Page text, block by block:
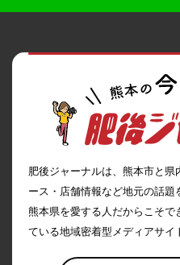
肥後ジャーナルは、熊本市と
ース・店舗情報など地元の話題
熊本県を愛する人だからこそ
ている地域密着型メディアサイ